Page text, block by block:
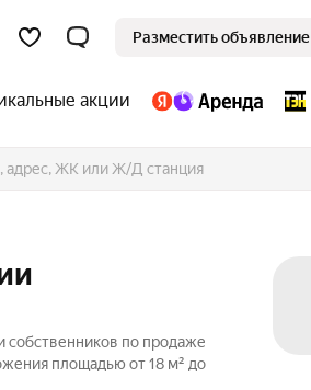
Разместить объявление
акции
собственников по продаже
площадью от 18 м² до